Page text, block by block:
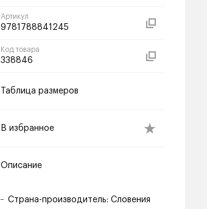
Артикул
9781788841245
Код товара
338846
Таблица размеров
В избранное
Описание
Страна-производитель: Словения